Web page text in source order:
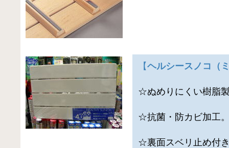
【ヘルシースノコ（
☆ぬめりにくい樹脂
☆抗菌・防カビ加工
☆裏面スベリ止め付